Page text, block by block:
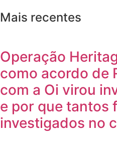
Mais recentes
Operação
como acordo de
com a Oi virou
e por que tantos
investigados no